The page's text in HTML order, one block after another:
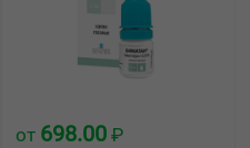
от 698.00 ₽